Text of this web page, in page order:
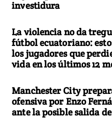
investidura
La violencia no da
fútbol ecuatoriano:
los jugadores que
vida en los últimos 12
Manchester City
ofensiva por Enzo
ante la posible salida